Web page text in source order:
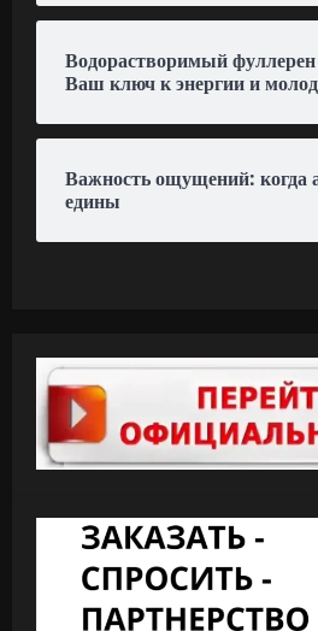
Водорастворимый
Ваш ключ к энергии и
Важность ощущений: когда
едины